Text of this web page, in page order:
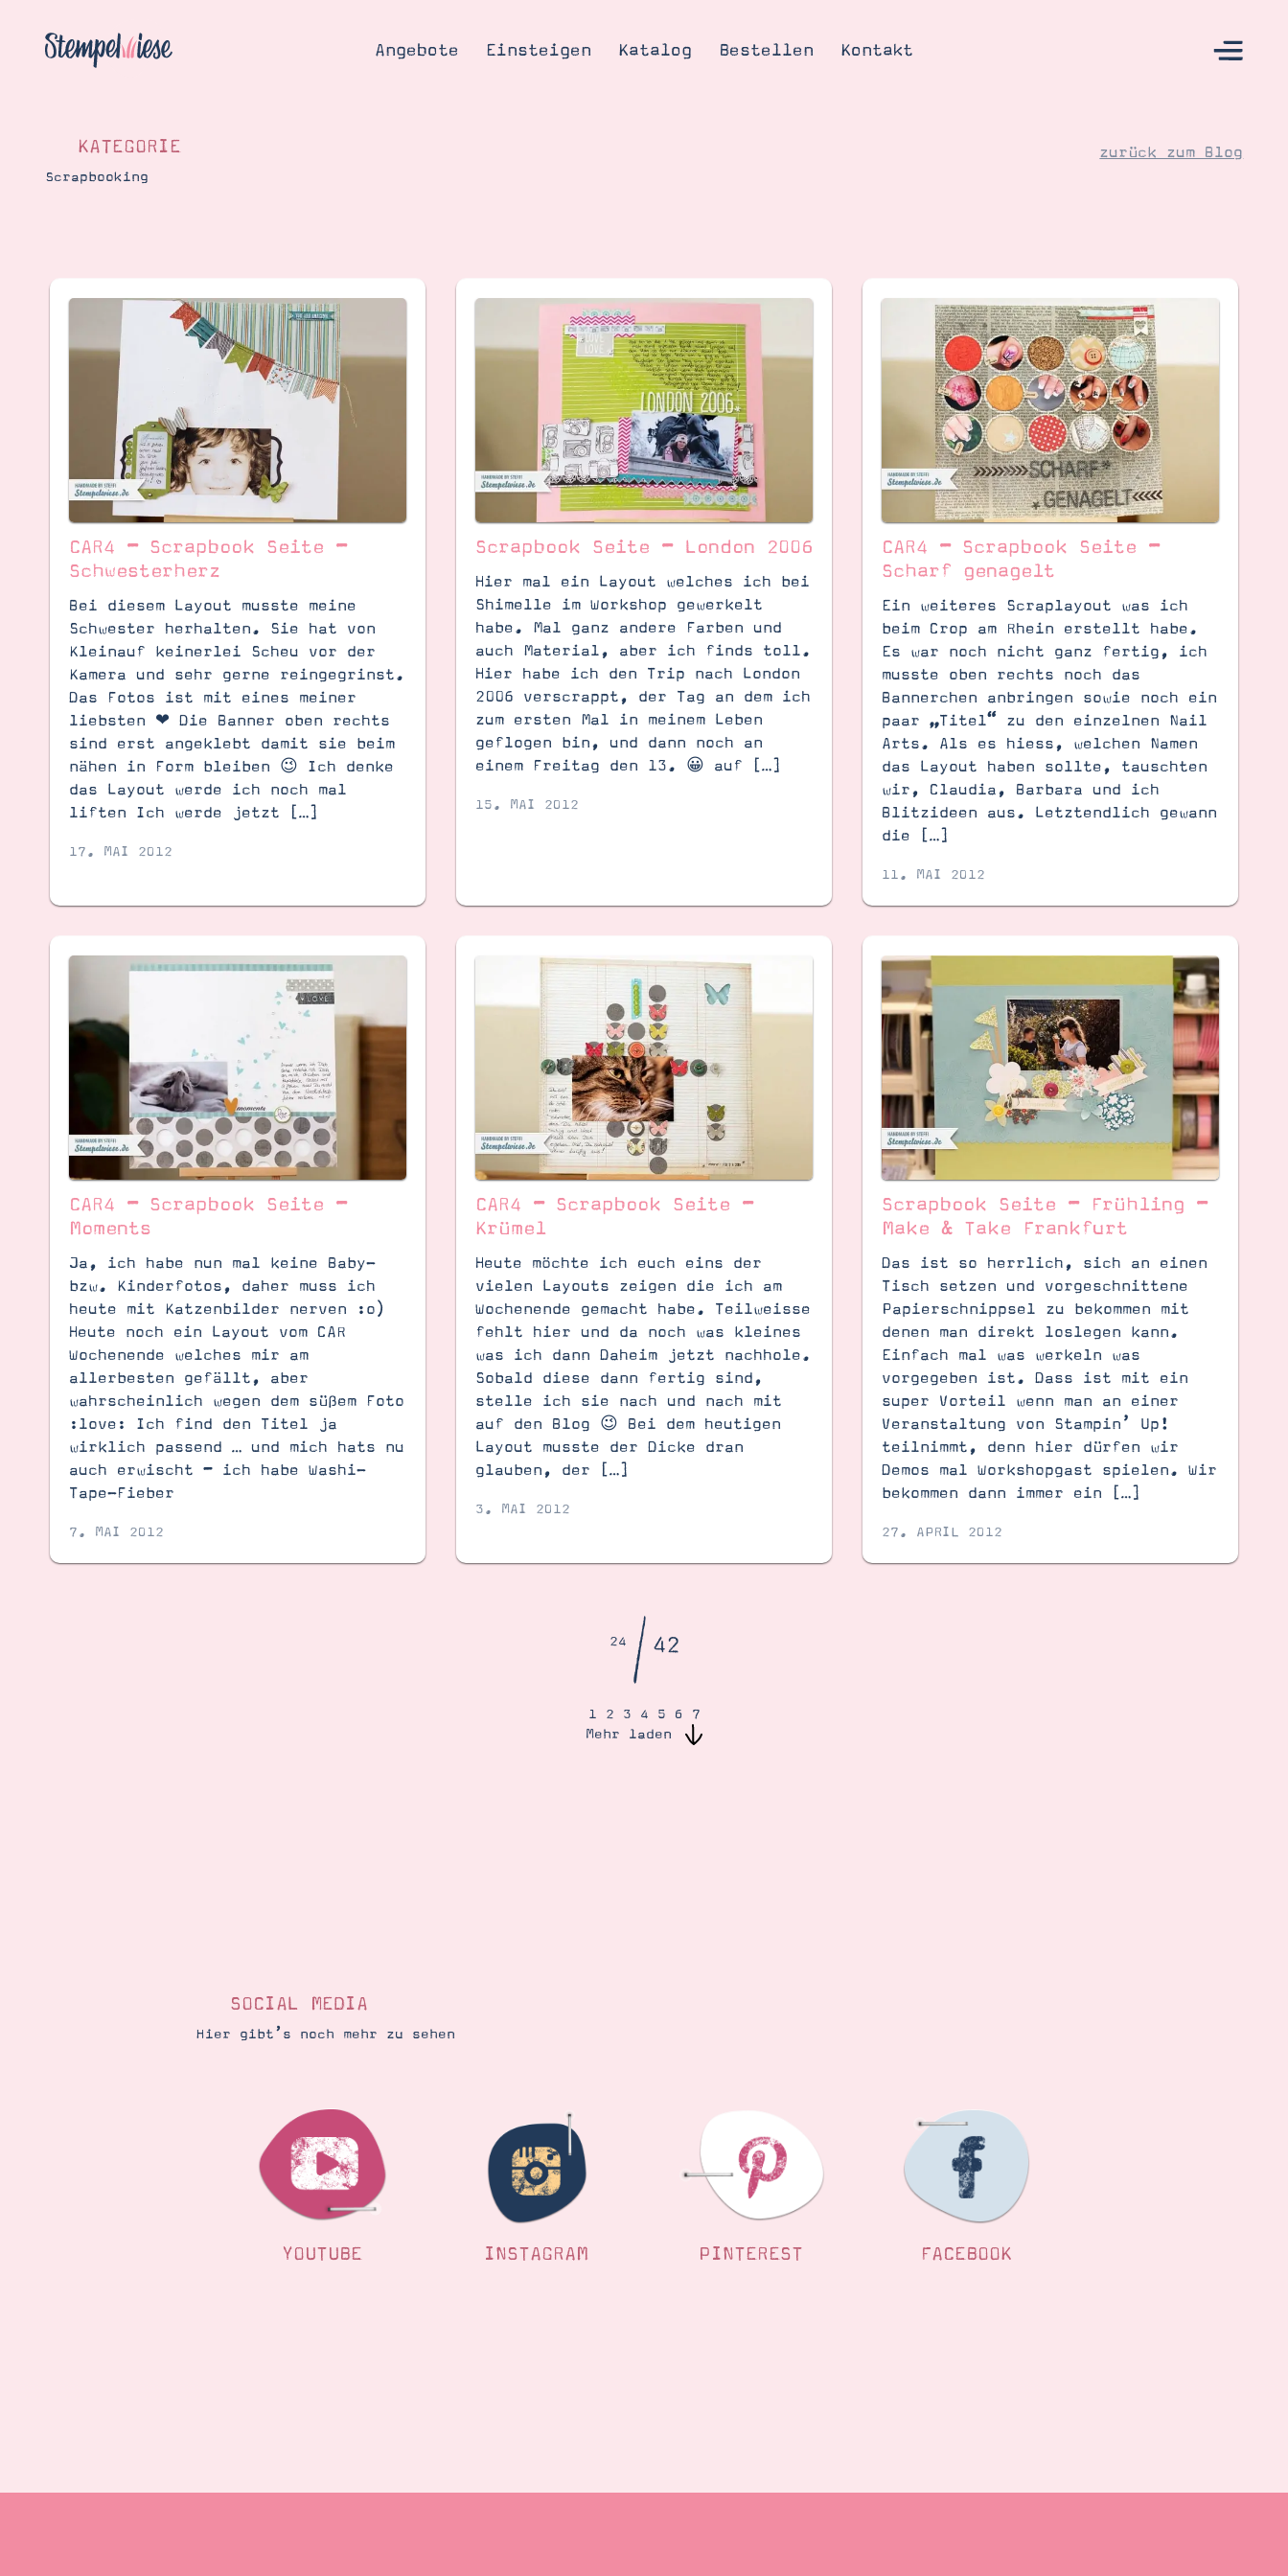
Angebote Einsteigen Katalog Bestellen Kontakt
Katalog
Bestellen
Kontakt
Blog
Produkte erklärt
Suche Impressum Datenschutz
SUCHE
KATEGORIE
Scrapbooking
zurück zum Blog
CAR4 – Scrapbook Seite –
Schwesterherz
Bei diesem Layout musste meine
Schwester herhalten. Sie hat von
Kleinauf keinerlei Scheu vor der
Kamera und sehr gerne reingegrinst.
Das Fotos ist mit eines meiner
liebsten ❤ Die Banner oben rechts
sind erst angeklebt damit sie beim
nähen in Form bleiben 😉 Ich denke
das Layout werde ich noch mal
liften Ich werde jetzt […]
17. MAI 2012
Scrapbook Seite – London 2006
Hier mal ein Layout welches ich bei
Shimelle im Workshop gewerkelt
habe. Mal ganz andere Farben und
auch Material, aber ich finds toll.
Hier habe ich den Trip nach London
2006 verscrappt, der Tag an dem ich
zum ersten Mal in meinem Leben
geflogen bin, und dann noch an
einem Freitag den 13. 😀 auf […]
15. MAI 2012
CAR4 – Scrapbook Seite –
Scharf genagelt
Ein weiteres Scraplayout was ich
beim Crop am Rhein erstellt habe.
Es war noch nicht ganz fertig, ich
musste oben rechts noch das
Bannerchen anbringen sowie noch ein
paar „Titel“ zu den einzelnen Nail
Arts. Als es hiess, welchen Namen
das Layout haben sollte, tauschten
wir, Claudia, Barbara und ich
Blitzideen aus. Letztendlich gewann
die […]
11. MAI 2012
CAR4 – Scrapbook Seite –
Moments
Ja, ich habe nun mal keine Baby-
bzw. Kinderfotos, daher muss ich
heute mit Katzenbilder nerven :o)
Heute noch ein Layout vom CAR
Wochenende welches mir am
allerbesten gefällt, aber
wahrscheinlich wegen dem süßem Foto
:love: Ich find den Titel ja
wirklich passend … und mich hats nu
auch erwischt – ich habe Washi-
Tape-Fieber
7. MAI 2012
CAR4 – Scrapbook Seite –
Krümel
Heute möchte ich euch eins der
vielen Layouts zeigen die ich am
Wochenende gemacht habe. Teilweisse
fehlt hier und da noch was kleines
was ich dann Daheim jetzt nachhole.
Sobald diese dann fertig sind,
stelle ich sie nach und nach mit
auf den Blog 😉 Bei dem heutigen
Layout musste der Dicke dran
glauben, der […]
3. MAI 2012
Scrapbook Seite – Frühling –
Make & Take Frankfurt
Das ist so herrlich, sich an einen
Tisch setzen und vorgeschnittene
Papierschnippsel zu bekommen mit
denen man direkt loslegen kann.
Einfach mal was werkeln was
vorgegeben ist. Dass ist mit ein
super Vorteil wenn man an einer
Veranstaltung von Stampin’ Up!
teilnimmt, denn hier dürfen wir
Demos mal Workshopgast spielen. Wir
bekommen dann immer ein […]
27. APRIL 2012
24/42
1 2 3 4 5 6
7
Mehr laden
SOCIAL MEDIA
Hier gibt’s noch mehr zu sehen
YOUTUBE INSTAGRAM PINTEREST FACEBOOK